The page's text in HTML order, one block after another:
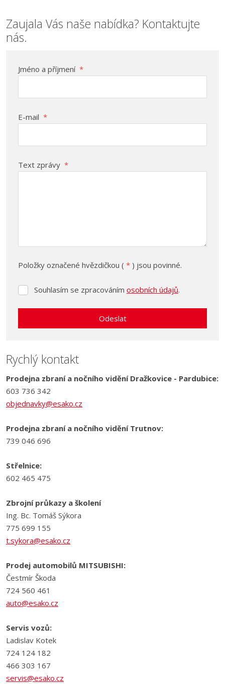
Zaujala Vás naše nabídka? Kontaktujte
nás.
Jméno a příjmení *
E-mail *
Text zprávy *
Položky označené hvězdičkou ( * ) jsou povinné.
Souhlasím
zpracováním
Souhlasím se zpracováním osobních údajů.
Odeslat
se
nepodařilo
odeslat.
Rychlý kontakt
Prodejna zbraní a nočního vidění Dražkovice - Pardubice:
603 736 342
objednavky@esako.cz
Prodejna zbraní a nočního vidění Trutnov:
739 046 696
Střelnice:
602 465 475
Zbrojní průkazy a školení
Ing. Bc. Tomáš Sýkora
775 699 155
t.sykora@esako.cz
Prodej automobilů MITSUBISHI:
Čestmír Škoda
724 560 461
auto@esako.cz
Servis vozů:
Ladislav Kotek
724 124 182
466 303 167
servis@esako.cz